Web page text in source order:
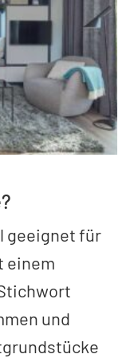
geeignet für
einem
und